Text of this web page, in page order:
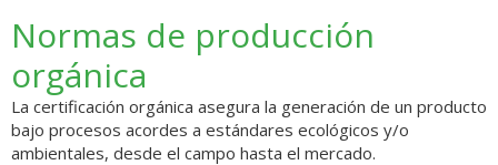
Normas de producción
orgánica
La certificación orgánica asegura la generación de un producto
bajo procesos acordes a estándares ecológicos y/o
ambientales, desde el campo hasta el mercado.